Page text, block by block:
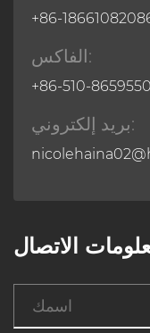
+86-
الفاكس:
+86-510-
بريد إلكتروني:
الاتصال